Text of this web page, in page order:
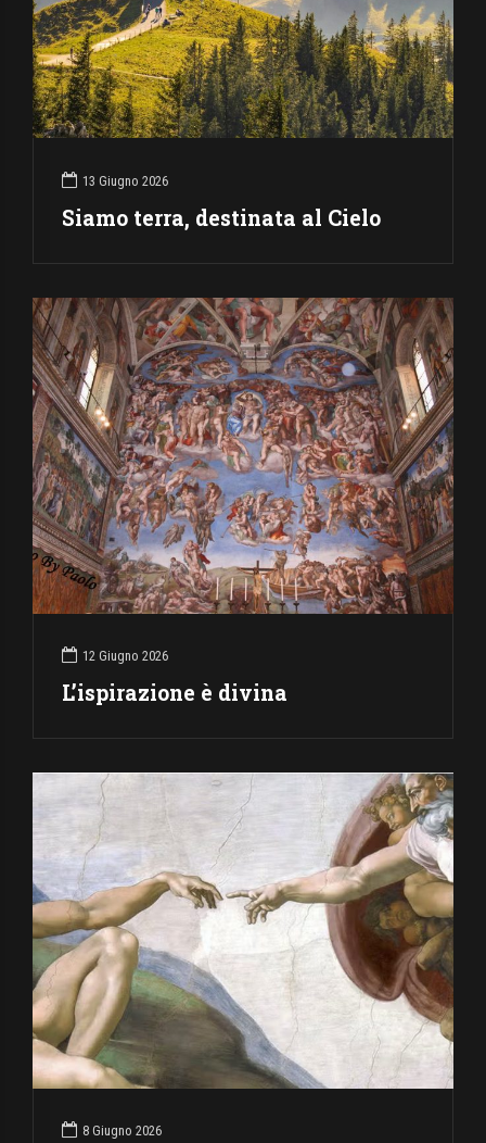
13 Giugno 2026
Siamo terra, destinata al Cielo
12 Giugno 2026
L’ispirazione è divina
8 Giugno 2026